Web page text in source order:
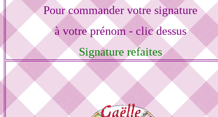
Pour commander votre signature
à votre prénom - clic dessus
Signature refaites